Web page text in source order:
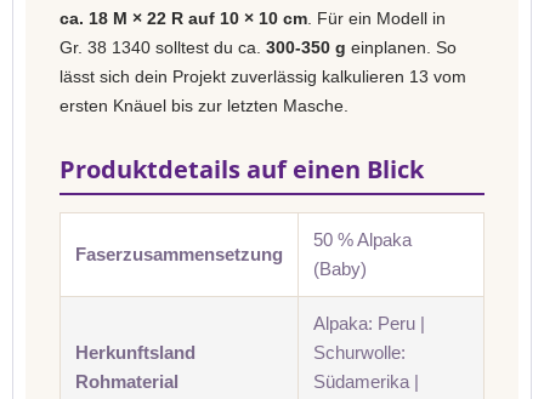
ca. 18 M × 22 R auf 10 × 10 cm . Für ein Modell in
Gr. 38 1340 solltest du ca. 300-350 g einplanen. So
lässt sich dein Projekt zuverlässig kalkulieren 13 vom
ersten Knäuel bis zur letzten Masche.
Produktdetails auf einen Blick
Faserzusammensetzung
50 % Alpaka
(Baby)
Herkunftsland
Rohmaterial
Alpaka: Peru |
Schurwolle:
Südamerika |